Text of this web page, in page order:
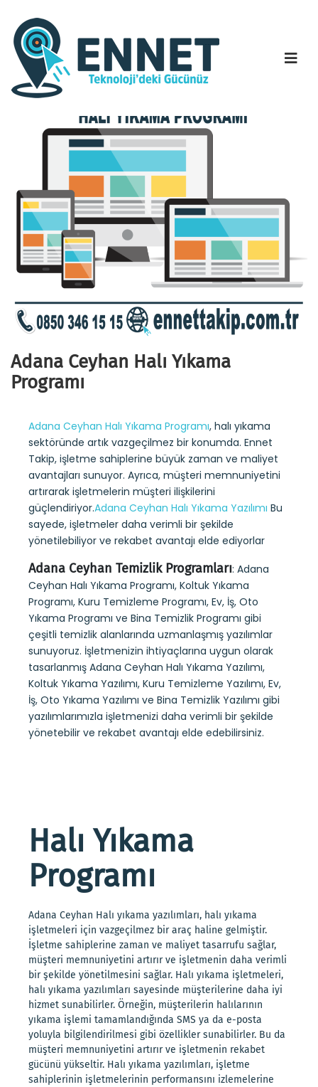
Adana Ceyhan Halı Yıkama
Programı
Adana Ceyhan Halı Yıkama Programı, halı yıkama
sektöründe artık vazgeçilmez bir konumda. Ennet
Takip, işletme sahiplerine büyük zaman ve maliyet
avantajları sunuyor. Ayrıca, müşteri memnuniyetini
artırarak işletmelerin müşteri ilişkilerini
güçlendiriyor.Adana Ceyhan Halı Yıkama Yazılımı Bu
sayede, işletmeler daha verimli bir şekilde
yönetilebiliyor ve rekabet avantajı elde ediyorlar
Adana Ceyhan Temizlik Programları: Adana
Ceyhan Halı Yıkama Programı, Koltuk Yıkama
Programı, Kuru Temizleme Programı, Ev, İş, Oto
Yıkama Programı ve Bina Temizlik Programı gibi
çeşitli temizlik alanlarında uzmanlaşmış yazılımlar
sunuyoruz. İşletmenizin ihtiyaçlarına uygun olarak
tasarlanmış Adana Ceyhan Halı Yıkama Yazılımı,
Koltuk Yıkama Yazılımı, Kuru Temizleme Yazılımı, Ev,
İş, Oto Yıkama Yazılımı ve Bina Temizlik Yazılımı gibi
yazılımlarımızla işletmenizi daha verimli bir şekilde
yönetebilir ve rekabet avantajı elde edebilirsiniz.
Halı Yıkama
Programı
Adana Ceyhan Halı yıkama yazılımları, halı yıkama
işletmeleri için vazgeçilmez bir araç haline gelmiştir.
İşletme sahiplerine zaman ve maliyet tasarrufu sağlar,
müşteri memnuniyetini artırır ve işletmenin daha verimli
bir şekilde yönetilmesini sağlar. Halı yıkama işletmeleri,
halı yıkama yazılımları sayesinde müşterilerine daha iyi
hizmet sunabilirler. Örneğin, müşterilerin halılarının
yıkama işlemi tamamlandığında SMS ya da e-posta
yoluyla bilgilendirilmesi gibi özellikler sunabilirler. Bu da
müşteri memnuniyetini artırır ve işletmenin rekabet
gücünü yükseltir. Halı yıkama yazılımları, işletme
sahiplerinin işletmelerinin performansını izlemelerine